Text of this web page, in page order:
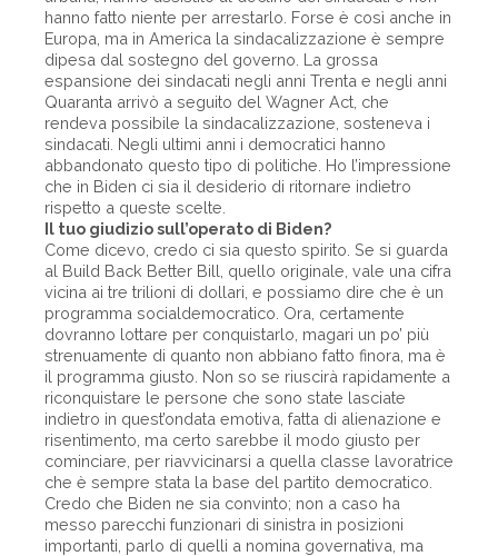
hanno fatto niente per arrestarlo. Forse è così anche in
Europa, ma in America la sindacalizzazione è sempre
dipesa dal sostegno del governo. La grossa
espansione dei sindacati negli anni Trenta e negli anni
Quaranta arrivò a seguito del Wagner Act, che
rendeva possibile la sindacalizzazione, sosteneva i
sindacati. Negli ultimi anni i democratici hanno
abbandonato questo tipo di politiche. Ho l’impressione
che in Biden ci sia il desiderio di ritornare indietro
rispetto a queste scelte.
Il tuo giudizio sull’operato di Biden?
Come dicevo, credo ci sia questo spirito. Se si guarda
al Build Back Better Bill, quello originale, vale una cifra
vicina ai tre trilioni di dollari, e possiamo dire che è un
programma socialdemocratico. Ora, certamente
dovranno lottare per conquistarlo, magari un po’ più
strenuamente di quanto non abbiano fatto finora, ma è
il programma giusto. Non so se riuscirà rapidamente a
riconquistare le persone che sono state lasciate
indietro in quest’ondata emotiva, fatta di alienazione e
risentimento, ma certo sarebbe il modo giusto per
cominciare, per riavvicinarsi a quella classe lavoratrice
che è sempre stata la base del partito democratico.
Credo che Biden ne sia convinto; non a caso ha
messo parecchi funzionari di sinistra in posizioni
importanti, parlo di quelli a nomina governativa, ma